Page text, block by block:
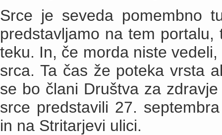
Srce je seveda pomembno
predstavljamo na tem
teku. In, če morda niste
srca. Ta čas že poteka vrsta
se bo člani Društva za
srce predstavili 27.
in na Stritarjevi ulici.